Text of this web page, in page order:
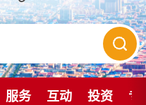
服务 互动 投资 专